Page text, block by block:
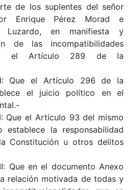
de los suplentes del señor
Enrique Pérez Morad e
Luzardo, en manifiesta y
de las incompatibilidades
el Artículo 289 de la
I: Que el Artículo 296 de la
el juicio político en el
Que el Artículo 93 del mismo
establece la responsabilidad
Constitución u otros delitos
Que en el documento Anexo
relación motivada de todas y